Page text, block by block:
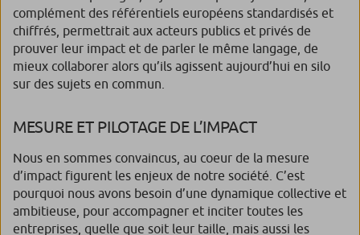
complément des référentiels européens standardisés et
chiffrés, permettrait aux acteurs publics et privés de
prouver leur impact et de parler le même langage, de
mieux collaborer alors qu’ils agissent aujourd’hui en silo
sur des sujets en commun.
MESURE ET PILOTAGE DE L’IMPACT
Nous en sommes convaincus, au coeur de la mesure
d’impact figurent les enjeux de notre société. C’est
pourquoi nous avons besoin d’une dynamique collective et
ambitieuse, pour accompagner et inciter toutes les
entreprises, quelle que soit leur taille, mais aussi les